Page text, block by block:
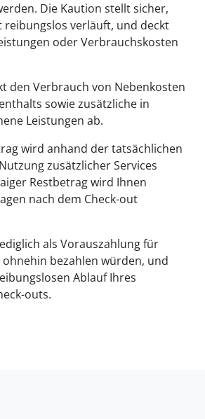
Die Kaution stellt sicher,
reibungslos verläuft, und deckt
oder Verbrauchskosten
den Verbrauch von Nebenkosten
sowie zusätzliche in
Leistungen ab.
wird anhand der tatsächlichen
zusätzlicher Services
Restbetrag wird Ihnen
nach dem Check-out
als Vorauszahlung für
ohnehin bezahlen würden, und
Ablauf Ihres
outs.